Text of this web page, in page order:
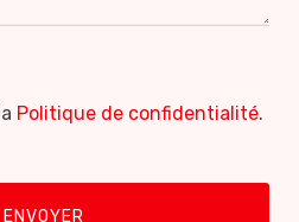
Politique de confidentialité.
ENVOYER